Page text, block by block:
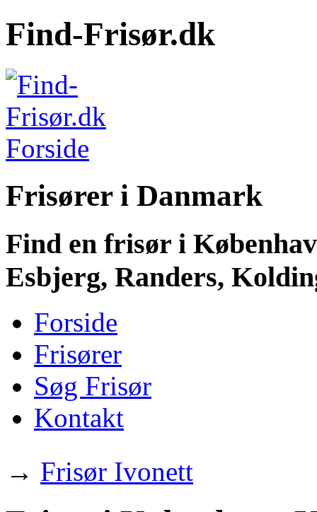
Find-Frisør.dk
Frisører i Danmark
Find en frisør i
Esbjerg, Randers,
Forside
Frisører
Søg Frisør
Kontakt
→ Frisør Ivonett